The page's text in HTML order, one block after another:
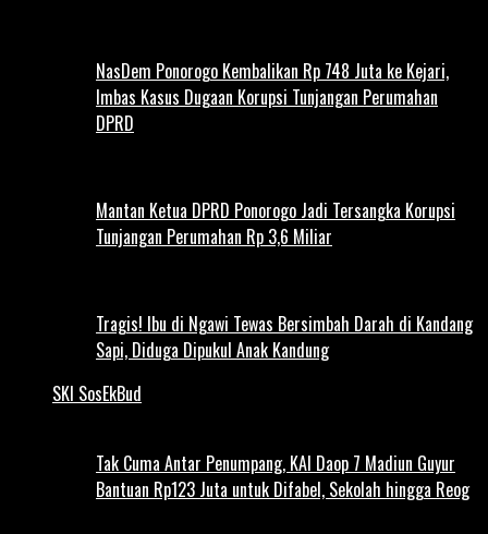
NasDem Ponorogo Kembalikan Rp 748 Juta ke Kejari,
Imbas Kasus Dugaan Korupsi Tunjangan Perumahan
DPRD
Mantan Ketua DPRD Ponorogo Jadi Tersangka Korupsi
Tunjangan Perumahan Rp 3,6 Miliar
Tragis! Ibu di Ngawi Tewas Bersimbah Darah di Kandang
Sapi, Diduga Dipukul Anak Kandung
SKI SosEkBud
Tak Cuma Antar Penumpang, KAI Daop 7 Madiun Guyur
Bantuan Rp123 Juta untuk Difabel, Sekolah hingga Reog